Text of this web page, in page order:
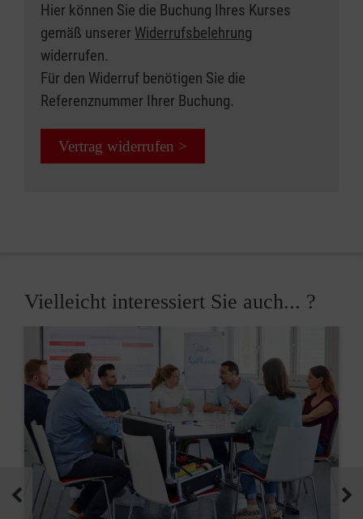
Hier können Sie die Buchung Ihres Kurses
gemäß unserer Widerrufsbelehrung
widerrufen.
Für den Widerruf benötigen Sie die
Referenznummer Ihrer Buchung.
Vertrag widerrufen >
Vielleicht interessiert Sie auch... ?